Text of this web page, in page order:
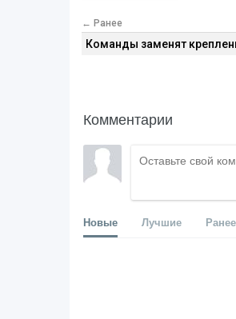
← Ранее
Команды заменят
Комментарии
Новые Лучшие Ранее